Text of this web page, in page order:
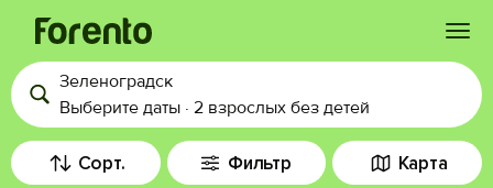
Войти
Избранное
Зеленоградск
Выберите даты · 2 взрослых без детей
Сорт. Фильтр Карта